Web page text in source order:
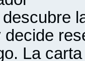
decide
La